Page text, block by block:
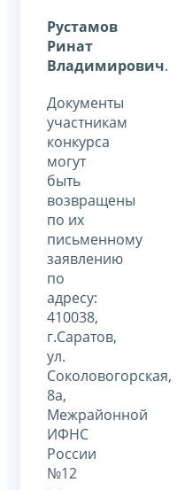
Рустамов
Ринат
Владимирович.
Документы
участникам
конкурса
могут
быть
возвращены
по их
письменному
заявлению
по
адресу:
410038,
г.Саратов,
ул.
Соколовогорская,
8а,
Межрайонной
ИФНС
России
№12